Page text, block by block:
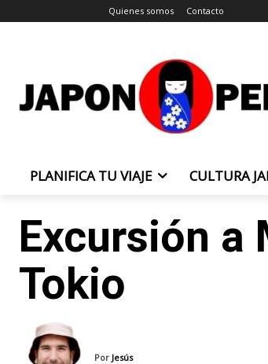
Quienes somos Contacto
PLANIFICA TU VIAJE CULTURA
Excursión a
Tokio
Por Jesús